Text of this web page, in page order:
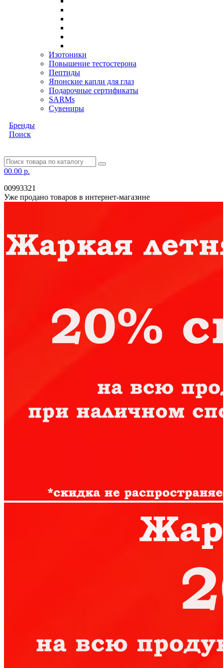
Изотоники
Повышение тестостерона
Пептиды
Японские капли для глаз
Подарочные сертификаты
SARMs
Сувениры
Бренды
Поиск
00.00 р.
00993321
Уже продано товаров в интернет-магазине